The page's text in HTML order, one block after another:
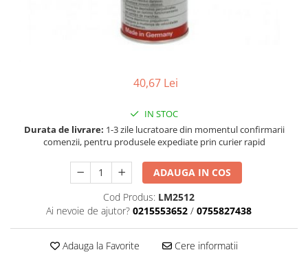
Recipiente si pulverizatoare
■ Filtre aer
■ Filtre habitaclu
■ Filtre aditivi
40,67 Lei
IN STOC
Durata de livrare: 1-3 zile lucratoare din momentul confirmarii
comenzii, pentru produsele expediate prin curier rapid
ADAUGA IN COS
Cod Produs: LM2512
Ai nevoie de ajutor? 0215553652 / 0755827438
Adauga la Favorite Cere informatii